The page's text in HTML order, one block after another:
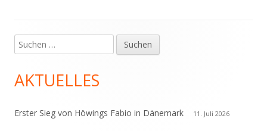
Haupt-
Seitenleiste
Suchen
nach:
AKTUELLES
Erster Sieg von Höwings Fabio in Dänemark 11. Juli 2026